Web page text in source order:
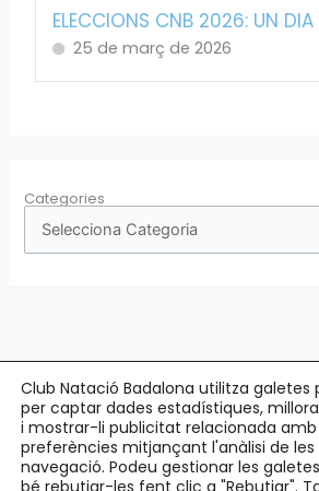
ELECCIONS CNB 2026: UN DIA
25 de març de 2026
Categories
Copyright © 2026 Club Natació Badalona |c/
Badalona |93 384 34
Avís Legal
Club Natació Badalona utilitza galetes
per captar dades estadístiques,
i mostrar-li publicitat relacionada amb
preferències mitjançant l'anàlisi de les
navegació. Podeu gestionar les
bé rebutjar-les fent clic a "Rebutjar".